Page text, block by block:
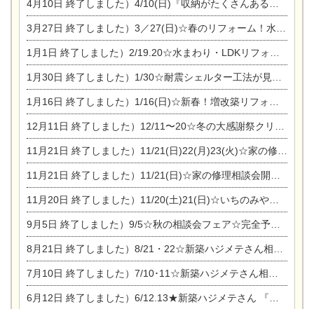
4月10日 終了しました）4/10(日)『収納がたくさんあるおうち現場見学会』
3月27日 終了しました）3／27(日)☆春のリフォーム！水まわりLDKリフォーム相談会&今がチャンス！エアコン相談会
1月1日 終了しました）2/19.20☆水まわり・LDKリフォーム相談会＆エアコン相談会
1月30日 終了しました）1/30☆耐震シェルター工法が見れる完成見学会
1月16日 終了しました）1/16(日)☆新春！増改築リフォーム&家の修理まつり
12月11日 終了しました）12/11〜20☆冬の大感謝祭クリスマス相談会開催
11月21日 終了しました）11/21(日)22(月)23(火)☆家の修理まつり＆増改築リフォーム相談会
11月21日 終了しました）11/21(日)☆家の修理相談会開催 in 扶桑オークビレッジ
11月20日 終了しました）11/20(土)21(日)☆いちのみや逸品市に出店します【ひのきのバラ販売】
9月5日 終了しました）9/5☆秋の相談会フェア☆完全予約制
8月21日 終了しました）8/21・22☆新築ハジメテさん相談会 『集まれ！農地に家を建てたい人！』
7月10日 終了しました）7/10･11☆新築ハジメテさん相談会 『集まれ！農地に家を建てたい人！』完全予約制
6月12日 終了しました）6/12.13★新築ハジメテさん 『木の家 現場体感見学会』